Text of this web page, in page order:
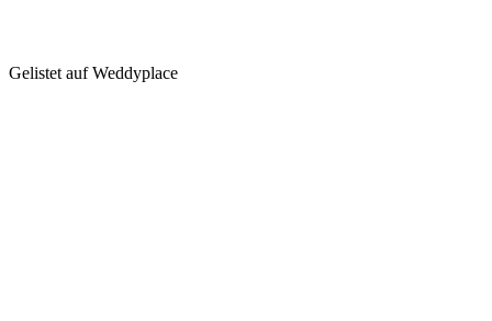
Gelistet auf Weddyplace